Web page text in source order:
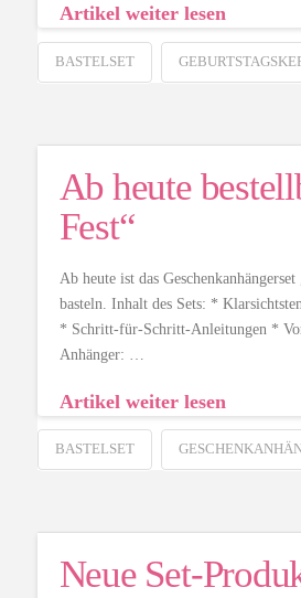
Artikel weiter lesen
BASTELSET
Ab heute
Fest“
Ab heute ist das
basteln. Inhalt des Sets: *
* Schritt-für-Schritt-Anleitungen *
Anhänger: …
Artikel weiter lesen
BASTELSET
Neue Set-